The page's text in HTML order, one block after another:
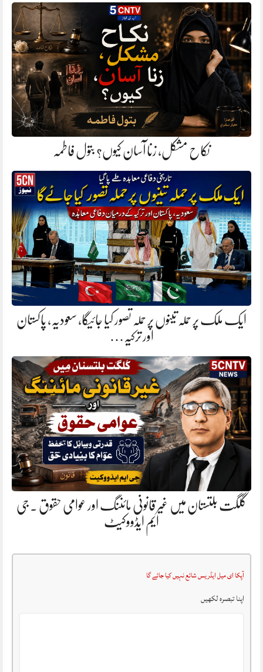
نکاح مشکل، زنا آسان کیوں؟ بتول فاطمہ
ایک ملک پر حملہ تینوں پر حملہ تصور کیا جائیگا، سعودیہ، پاکستان
اور ترکیہ…
گلگت بلتستان میں غیر قانونی مائننگ اور عوامی حقوق . جی
ایم ایڈووکیٹ
آپکا ای میل ایڈریس شائع نہیں کیا جائے گا
اپنا تبصرہ لکھیں